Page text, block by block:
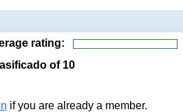
rating:
of 10
if you are already a member.